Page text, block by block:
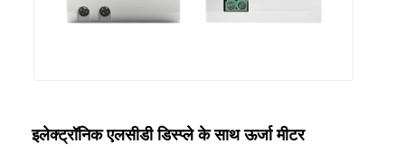
इलेक्ट्रॉनिक एलसीडी डिस्प्ले के साथ ऊर्जा मीटर